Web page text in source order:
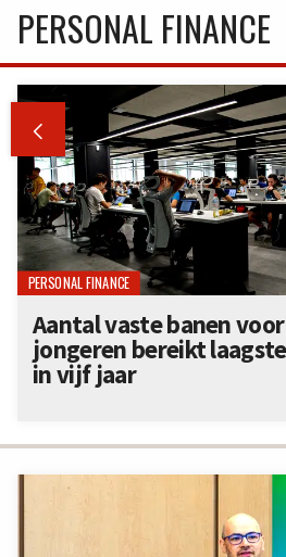
PERSONAL FINANCE

PERSONAL FINANCE
Aantal vaste banen voor
jongeren bereikt
in vijf jaar